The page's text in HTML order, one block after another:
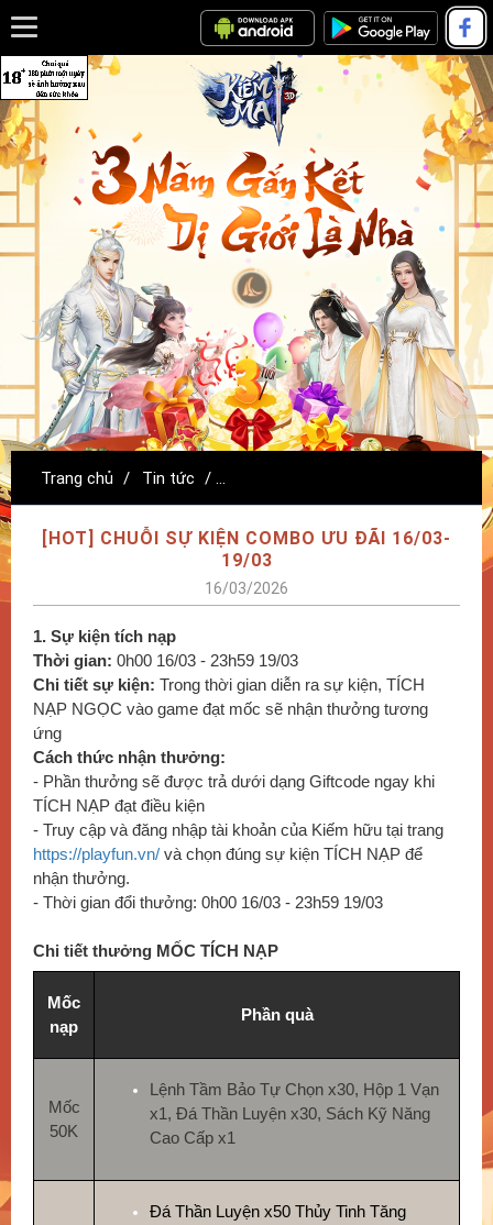
Trang chủ / Tin tức / [HOT] CHUỖI SỰ KIỆN COMBO ƯU
[HOT] CHUỖI SỰ KIỆN COMBO ƯU ĐÃI 16/03-
19/03
16/03/2026
1. Sự kiện tích nạp
Thời gian: 0h00 16/03 - 23h59 19/03
Chi tiết sự kiện: Trong thời gian diễn ra sự kiện, TÍCH
NẠP NGỌC vào game đạt mốc sẽ nhận thưởng tương
ứng
Cách thức nhận thưởng:
- Phần thưởng sẽ được trả dưới dạng Giftcode ngay khi
TÍCH NẠP đạt điều kiện
- Truy cập và đăng nhập tài khoản của Kiếm hữu tại trang
https://playfun.vn/ và chọn đúng sự kiện TÍCH NẠP để
nhận thưởng.
- Thời gian đổi thưởng: 0h00 16/03 - 23h59 19/03
Chi tiết thưởng MỐC TÍCH NẠP
Mốc
nạp
Phần quà
Mốc
50K
Lệnh Tầm Bảo Tự Chọn x30, Hộp 1 Vạn
x1, Đá Thần Luyện x30, Sách Kỹ Năng
Cao Cấp x1
Đá Thần Luyện x50 Thủy Tinh Tăng